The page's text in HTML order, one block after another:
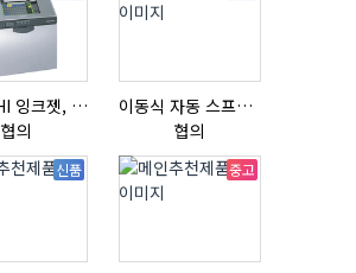
HITACHI 잉크젯, RX2-BD160S
협의
이동식 자동 스프레이 세척기
협의
신품 중고